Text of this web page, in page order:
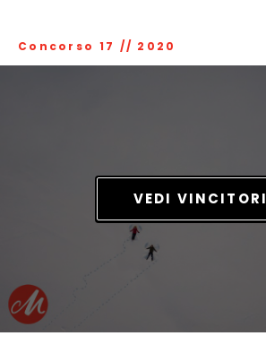
Concorso 17 // 2020
VEDI VINCITORI